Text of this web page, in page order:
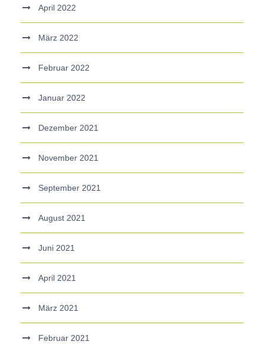
April 2022
März 2022
Februar 2022
Januar 2022
Dezember 2021
November 2021
September 2021
August 2021
Juni 2021
April 2021
März 2021
Februar 2021